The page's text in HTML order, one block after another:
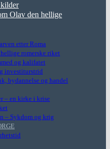
Olav den hellige
etter Roma
romerske riket
og kalifatet
investiturstrid
bydannelse og handel
– en kirke i krise
– Sykdom og krig